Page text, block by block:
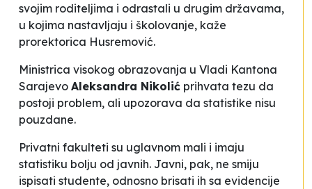
svojim roditeljima i odrastali u drugim državama,
u kojima nastavljaju i školovanje, kaže
prorektorica Husremović.
Ministrica visokog obrazovanja u Vladi Kantona
Sarajevo Aleksandra Nikolić prihvata tezu da
postoji problem, ali upozorava da statistike nisu
pouzdane.
Privatni fakulteti su uglavnom mali i imaju
statistiku bolju od javnih. Javni, pak, ne smiju
ispisati studente, odnosno brisati ih sa evidencije